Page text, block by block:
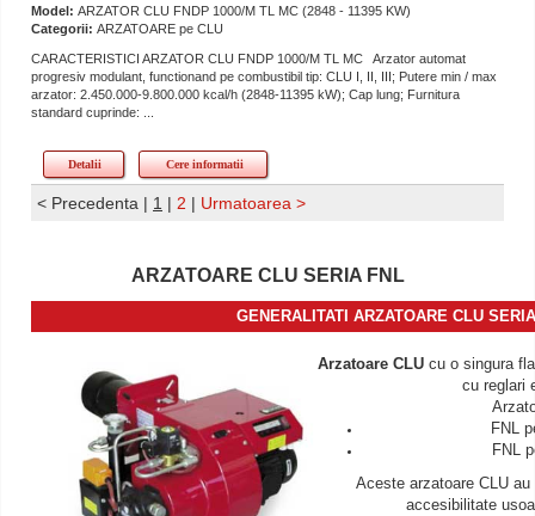
Model: ARZATOR CLU FNDP 1000/M TL MC (2848 - 11395 KW)
Categorii: ARZATOARE pe CLU
CARACTERISTICI ARZATOR CLU FNDP 1000/M TL MC Arzator automat
progresiv modulant, functionand pe combustibil tip: CLU I, II, III; Putere min / max
arzator: 2.450.000-9.800.000 kcal/h (2848-11395 kW); Cap lung; Furnitura
standard cuprinde: ...
Detalii Cere informatii
< Precedenta | 1 | 2 | Urmatoarea >
ARZATOARE CLU SERIA FNL
GENERALITATI ARZATOARE CLU
Arzatoare CLU cu o singura
cu reglari
FNL
FNL
Aceste arzatoare CLU au
accesibilitate